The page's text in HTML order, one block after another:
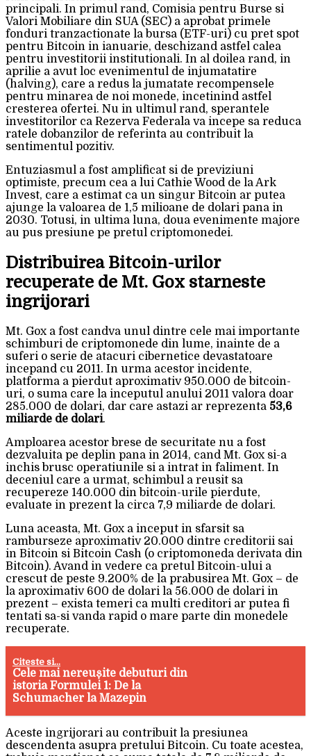
principali. In primul rand, Comisia pentru Burse si
Valori Mobiliare din SUA (SEC) a aprobat primele
fonduri tranzactionate la bursa (ETF-uri) cu pret spot
pentru Bitcoin in ianuarie, deschizand astfel calea
pentru investitorii institutionali. In al doilea rand, in
aprilie a avut loc evenimentul de injumatatire
(halving), care a redus la jumatate recompensele
pentru minarea de noi monede, incetinind astfel
cresterea ofertei. Nu in ultimul rand, sperantele
investitorilor ca Rezerva Federala va incepe sa reduca
ratele dobanzilor de referinta au contribuit la
sentimentul pozitiv.
Entuziasmul a fost amplificat si de previziuni
optimiste, precum cea a lui Cathie Wood de la Ark
Invest, care a estimat ca un singur Bitcoin ar putea
ajunge la valoarea de 1,5 milioane de dolari pana in
2030. Totusi, in ultima luna, doua evenimente majore
au pus presiune pe pretul criptomonedei.
Distribuirea Bitcoin-urilor
recuperate de Mt. Gox starneste
ingrijorari
Mt. Gox a fost candva unul dintre cele mai importante
schimburi de criptomonede din lume, inainte de a
suferi o serie de atacuri cibernetice devastatoare
incepand cu 2011. In urma acestor incidente,
platforma a pierdut aproximativ 950.000 de bitcoin-
uri, o suma care la inceputul anului 2011 valora doar
285.000 de dolari, dar care astazi ar reprezenta 53,6
miliarde de dolari.
Amploarea acestor brese de securitate nu a fost
dezvaluita pe deplin pana in 2014, cand Mt. Gox si-a
inchis brusc operatiunile si a intrat in faliment. In
deceniul care a urmat, schimbul a reusit sa
recupereze 140.000 din bitcoin-urile pierdute,
evaluate in prezent la circa 7,9 miliarde de dolari.
Luna aceasta, Mt. Gox a inceput in sfarsit sa
ramburseze aproximativ 20.000 dintre creditorii sai
in Bitcoin si Bitcoin Cash (o criptomoneda derivata din
Bitcoin). Avand in vedere ca pretul Bitcoin-ului a
crescut de peste 9.200% de la prabusirea Mt. Gox – de
la aproximativ 600 de dolari la 56.000 de dolari in
prezent – exista temeri ca multi creditori ar putea fi
tentati sa-si vanda rapid o mare parte din monedele
recuperate.
Citeste si...
Cele mai nereușite debuturi din
istoria Formulei 1: De la
Schumacher la Mazepin
Aceste ingrijorari au contribuit la presiunea
descendenta asupra pretului Bitcoin. Cu toate acestea,